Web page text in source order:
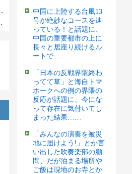
中国に上陸する台風13
号が絶妙なコースを辿
っている！と話題に、
中国の重要都市の上に
長々と居座り続けるル
ートで……
「日本の反戦界隈終わ
ってて草」と海自トマ
ホークへの例の界隈の
反応が話題に、今にな
って存在に気付いてし
まった結果……
「みんなの演奏を被災
地に届けよう!」とか言
い出した吹奏楽部の顧
問、だが泊まる場所や
ご飯は現地のお寺とか